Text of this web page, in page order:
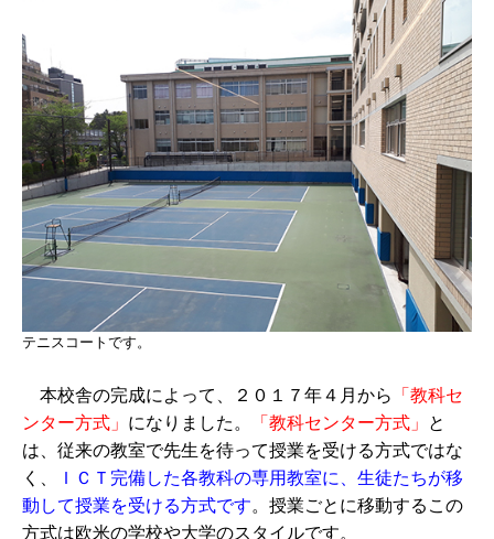
テニスコートです。
本校舎の完成によって、２０１７年４月から
「教科セ
ンター方式」 になりました。 「教科センター方式」
と
は、従来の教室で先生を待って授業を受ける方式ではな
く、
ＩＣＴ完備した各教科の専用教室に、生徒たちが移
動して授業を受ける方式です。授業ごとに移動するこの
方式は欧米の学校や大学のスタイルです。